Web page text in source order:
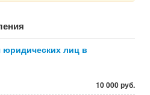
лиц в
10 000 руб.